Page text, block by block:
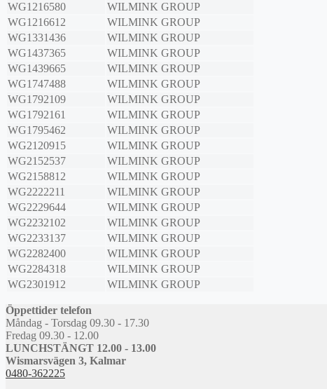
WG1216580
WILMINK GROUP
WG1216612
WILMINK GROUP
WG1331436
WILMINK GROUP
WG1437365
WILMINK GROUP
WG1439665
WILMINK GROUP
WG1747488
WILMINK GROUP
WG1792109
WILMINK GROUP
WG1792161
WILMINK GROUP
WG1795462
WILMINK GROUP
WG2120915
WILMINK GROUP
WG2152537
WILMINK GROUP
WG2158812
WILMINK GROUP
WG2222211
WILMINK GROUP
WG2229644
WILMINK GROUP
WG2232102
WILMINK GROUP
WG2233137
WILMINK GROUP
WG2282400
WILMINK GROUP
WG2284318
WILMINK GROUP
WG2301912
WILMINK GROUP
Öppettider telefon
Måndag - Torsdag 09.30 - 17.30
Fredag 09.30 - 12.00
LUNCHSTÄNGT 12.00 - 13.00
Wismarsvägen 3, Kalmar
0480-362225